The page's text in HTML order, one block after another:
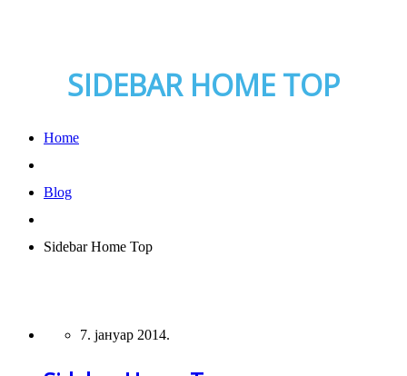
SIDEBAR HOME TOP
Home
Blog
Sidebar Home Top
7. јануар 2014.